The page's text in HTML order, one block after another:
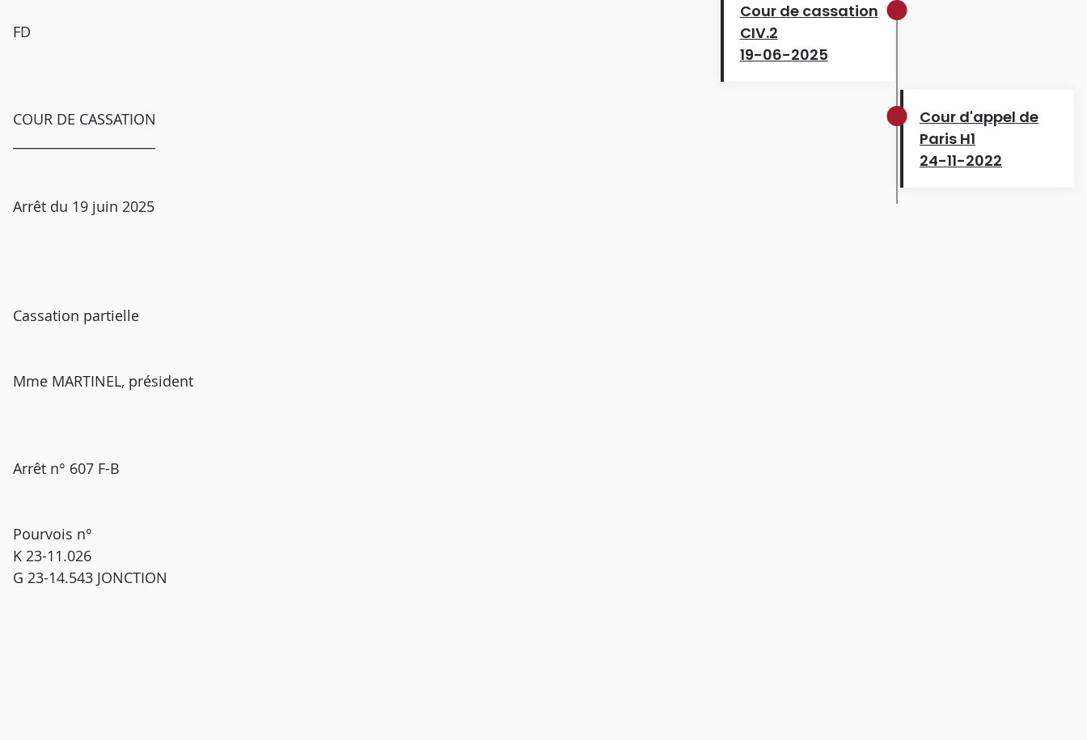
FD
COUR DE CASSATION
Arrêt du 19 juin 2025
Cassation partielle
Mme MARTINEL, président
Arrêt n° 607 F-B
Pourvois n°
K 23-11.026
G 23-14.543 JONCTION
Cour de cassation
CIV.2
19-06-2025
Cour d'appel de
Paris H1
24-11-2022